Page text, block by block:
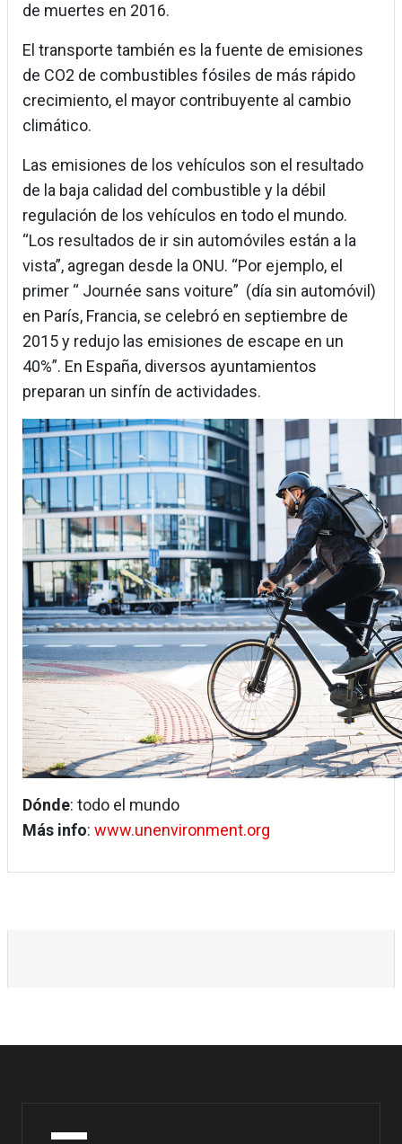
de muertes en 2016.
El transporte también es la fuente de emisiones
de CO2 de combustibles fósiles de más rápido
crecimiento, el mayor contribuyente al cambio
climático.
Las emisiones de los vehículos son el resultado
de la baja calidad del combustible y la débil
regulación de los vehículos en todo el mundo.
“Los resultados de ir sin automóviles están a la
vista”, agregan desde la ONU. “Por ejemplo, el
primer “ Journée sans voiture” (día sin automóvil)
en París, Francia, se celebró en septiembre de
2015 y redujo las emisiones de escape en un
40%”. En España, diversos ayuntamientos
preparan un sinfín de actividades.
Dónde: todo el mundo
Más info: www.unenvironment.org